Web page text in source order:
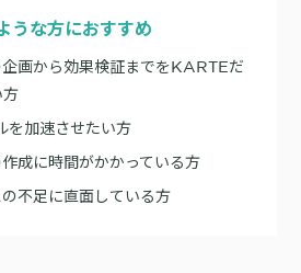
活用できる、 アクショナブルなデータ基盤
うな方におすすめ
画から効果検証までをKARTEだ
方
を加速させたい方
成に時間がかかっている方
不足に直面している方